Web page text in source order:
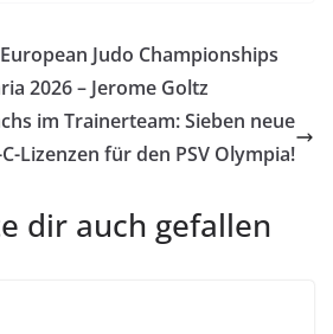
Judo Championships
2026 – Jerome Goltz
im Trainerteam: Sieben neue
Lizenzen für den PSV Olympia!
dir auch gefallen